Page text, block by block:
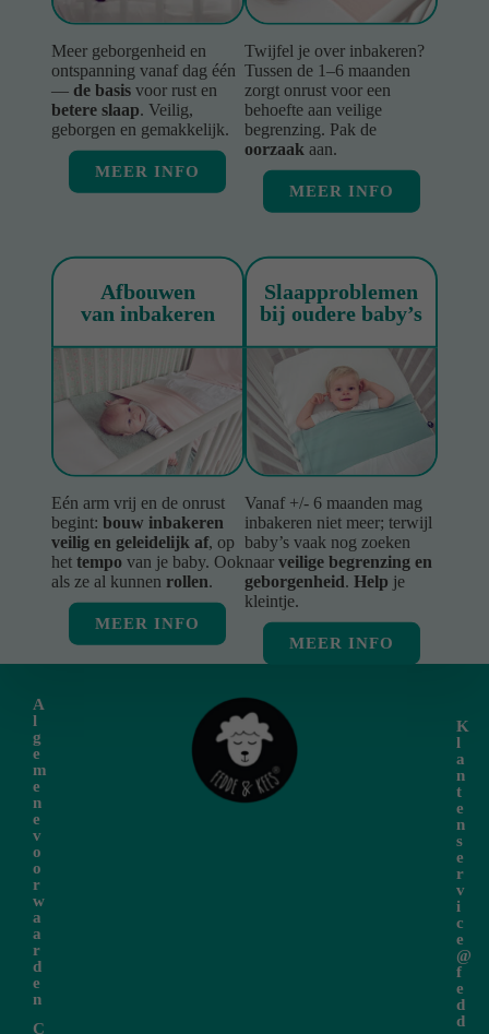
Meer geborgenheid en
ontspanning vanaf dag één
— de basisvoor rust en
betere slaap. Veilig,
geborgen en gemakkelijk.
MEER INFO
Twijfel je over inbakeren?
Tussen de 1–6 maanden
zorgt onrust voor een
behoefte aan veilige
begrenzing. Pak de
oorzaak aan.
MEER INFO
Afbouwen
van inbakeren
Eén arm vrij en de onrust
begint: bouw inbakeren
veilig en geleidelijk af, op
het tempovan je baby. Ook
als ze al kunnen rollen
MEER INFO
Slaapproblemen
bij oudere baby’s
Vanaf +/- 6 maanden mag
inbakeren niet meer; terwijl
baby’s vaak nog zoeken
naar veilige begrenzing en
geborgenheid Help je
kleintje.
MEER INFO
A
l
g
e
m
e
n
e
v
o
o
r
w
a
a
r
d
e
n
C
K
l
a
n
t
e
n
s
e
r
v
i
c
e
@
f
e
d
d